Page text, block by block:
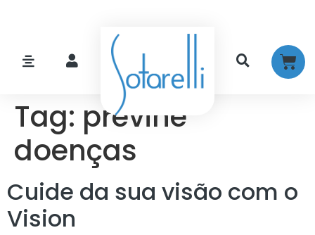
Tag: previne
doenças
Cuide da sua visão com o
Vision